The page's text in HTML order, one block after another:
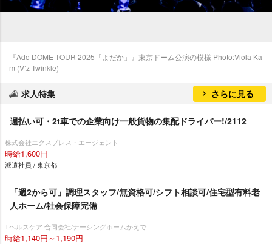
『Ado DOME TOUR 2025「よだか」』東京ドーム公演の模様 Photo:Viola Ka
m (V’z Twinkle)
求人特集 さらに見る
週払い可・2t車での企業向け一般貨物の集配ドライバー!/2112
株式会社エクスプレス・エージェント
時給1,600円
派遣社員 / 東京都
「週2から可」調理スタッフ/無資格可/シフト相談可/住宅型有料老
人ホーム/社会保障完備
Tヘルスケア 合同会社/ナーシングホームかえで
時給1,140円～1,190円